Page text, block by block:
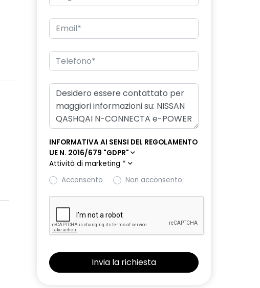
INFORMATIVA AI SENSI DEL REGOLAMENTO
UE N. 2016/679 "GDPR"
Attività di marketing *
Acconsento
Non acconsento